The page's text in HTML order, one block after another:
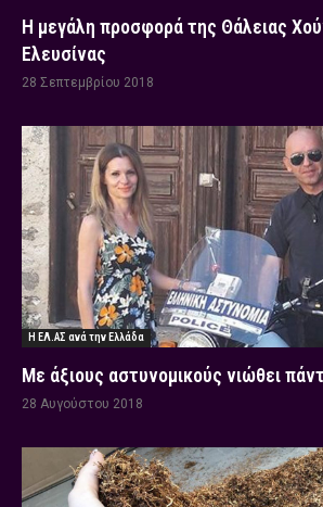
Η μεγάλη προσφορά της Θάλειας
Ελευσίνας
28 Σεπτεμβρίου 2018
Η ΕΛ.ΑΣ ανά την Ελλάδα
Με άξιους αστυνομικούς νιώθει
28 Αυγούστου 2018